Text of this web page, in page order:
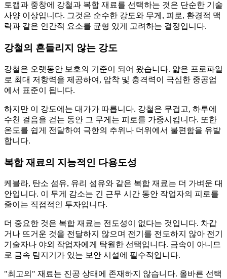
토캡과 중창에 강철과 복합 재료를 선택하는 것은 단순한 기술
사양 이상입니다. 그것은 순수한 강도와 무게, 피로, 환경적 맥
락과 같은 인간적 요소를 균형 있게 고려하는 결정입니다.
강철의 흔들리지 않는 강도
강철은 오랫동안 보호의 기준이 되어 왔습니다. 얇은 프로파일
로 최대 저항력을 제공하여, 압착 및 충격력이 극심한 중공업
에서 표준이 됩니다.
하지만 이 강도에는 대가가 따릅니다. 강철은 무겁고, 하루에
수천 걸음을 걷는 동안 그 무게는 피로를 가중시킵니다. 또한
온도를 쉽게 전달하여 극한의 추위나 더위에서 불편함을 유발
합니다.
복합 재료의 지능적인 다용도성
케블라, 탄소 섬유, 유리 섬유와 같은 복합 재료는 더 가벼운 대
안입니다. 이 무게 감소는 긴 근무 시간 동안 작업자의 피로를
줄이는 직접적인 투자입니다.
더 중요한 것은 복합 재료는 전도성이 없다는 것입니다. 차갑
거나 뜨거운 것을 전달하지 않으며 전기를 전도하지 않아 전기
기술자나 야외 작업자에게 탁월한 선택입니다. 금속이 아니므
로 금속 탐지기가 있는 보안 시설에 필수적입니다.
"최고의" 재료는 진공 상태에 존재하지 않습니다. 올바른 선택